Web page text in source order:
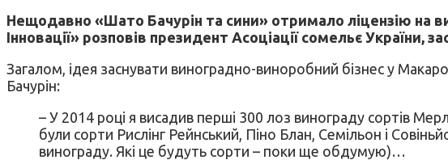
Нещодавно «Шато Бачурін та сини» отримало ліцензію на
Інновації» розповів президент Асоціації сомельє України,
Загалом, ідея заснувати виноградно-виноробний бізнес у
Бачурін:
– У 2014 році я висадив перші 300 лоз винограду сортів
були сорти Рислінг Рейнський, Піно Блан, Семільон і
винограду. Які це будуть сорти – поки ще обдумую)…